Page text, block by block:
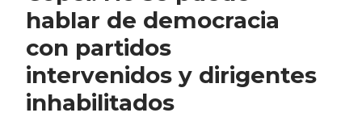
hablar de democracia
con partidos
intervenidos y dirigentes
inhabilitados
Suscribirme